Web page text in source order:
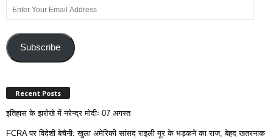
Enter
Your
Email
AddressSubscribe
Recent Posts
इतिहास के झरोखे में नरेन्द्र मोदीः 07 अगस्त
FCRA पर विदेशी बेचैनी: खुला अमेरिकी सांसद राइली मूर के भड़कने का राज, बेहद खतरनाक